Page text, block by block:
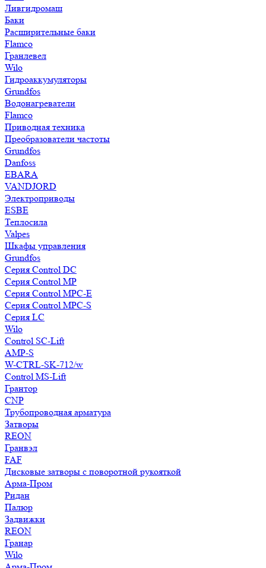
Ливгидромаш
Баки
Расширительные баки
Flamco
Гранлевел
Wilo
Гидроаккумуляторы
Grundfos
Водонагреватели
Flamco
Приводная техника
Преобразователи частоты
Grundfos
Danfoss
EBARA
VANDJORD
Электроприводы
ESBE
Теплосила
Valpes
Шкафы управления
Grundfos
Серия Control DC
Серия Control MP
Серия Control MPC-E
Серия Control MPC-S
Серия LC
Wilo
Control SC-Lift
AMP-S
W-CTRL-SK-712/w
Control MS-Lift
Грантор
CNP
Трубопроводная арматура
Затворы
REON
Гранвэл
FAF
Дисковые затворы с поворотной рукояткой
Арма-Пром
Ридан
Палюр
Задвижки
REON
Гранар
Wilo